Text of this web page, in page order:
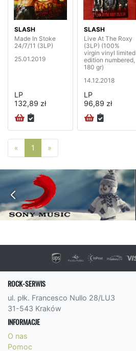
SLASH
Made In Stoke
24/7/11 (3LP)
25.01.2019
LP
132,89 zł
SLASH
Live At The Roxy
(3LP) (100%
virgin vinyl limited
edition numbered,
180 gr)
14.12.2018
LP
96,89 zł
« Poprzednia strona
1 »
ROCK-SERWIS
ul. płk. Francesco Nullo 28/LU3
31-543 Kraków
INFORMACJE
O nas
Pomoc